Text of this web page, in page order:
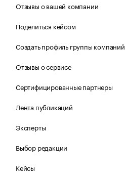
Отзывы о вашей компании
Поделиться кейсом
Создать профиль группы компаний
Отзывы о сервисе
Сертифицированные партнеры
Лента публикаций
Эксперты
Выбор редакции
Кейсы